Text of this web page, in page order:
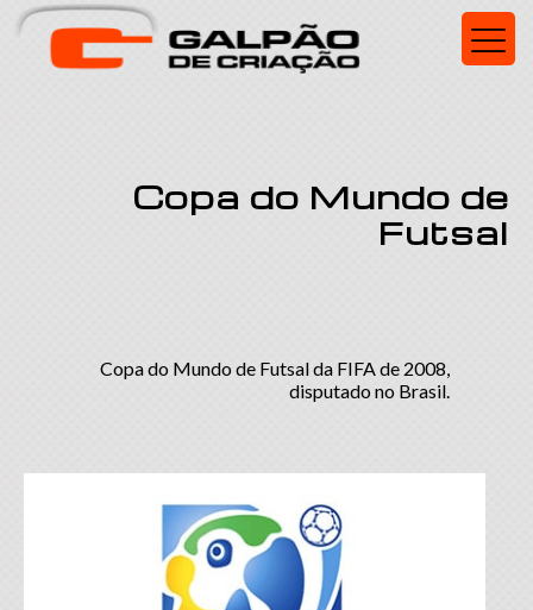
Copa do Mundo de
Futsal
Copa do Mundo de Futsal da FIFA de 2008,
disputado no Brasil.